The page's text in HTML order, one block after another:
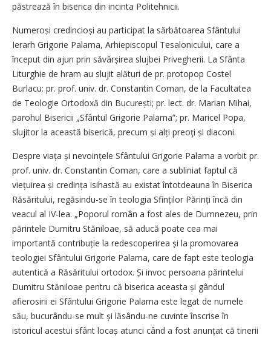
păstrează în biserica din incinta Politehnicii.
Numeroși credin­cioși au participat la sărbătoarea Sfântului
Ierarh Grigorie Palama, Arhiepiscopul Tesalonicului, care a
început din ajun prin săvârșirea slujbei Privegherii. La Sfânta
Liturghie de hram au slujit alături de pr. protopop Costel
Burlacu: pr. prof. univ. dr. Constantin Coman, de la Facultatea
de Teologie Ortodoxă din București; pr. lect. dr. Marian Mihai,
parohul Bisericii „Sfântul Grigorie Palama”; pr. Maricel Popa,
slujitor la această biserică, precum și alți preoţi și diaconi.
Despre viața și nevoințele Sfântului Grigorie Palama a vorbit pr.
prof. univ. dr. Constantin Coman, care a subliniat faptul că
viețuirea și credința isihastă au existat întotdeauna în Biserica
Răsăritului, regăsindu-se în teologia Sfinților Părinți încă din
veacul al IV-lea. „Poporul român a fost ales de Dumnezeu, prin
părintele Dumitru Stăniloae, să aducă poate cea mai
importantă contribuție la redescoperirea și la promovarea
teologiei Sfântului Grigorie Palama, care de fapt este teologia
autentică a Răsăritului ortodox. Și invoc persoana părintelui
Dumitru Stăniloae pentru că biserica aceasta și gândul
afierosirii ei Sfântului Grigorie Palama este legat de numele
său, bucurându-se mult și lăsându-ne cuvinte înscrise în
istoricul acestui sfânt locaș atunci când a fost anunțat că tinerii